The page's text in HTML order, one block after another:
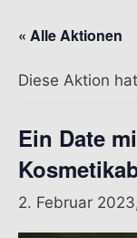
« Alle Aktionen
Diese Aktion
Ein Date
2. Februar